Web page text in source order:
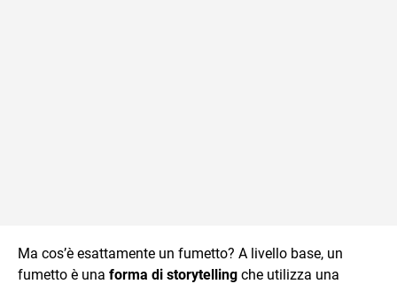
Ma cos’è esattamente un fumetto? A livello base, un
fumetto è una forma di storytelling che utilizza una